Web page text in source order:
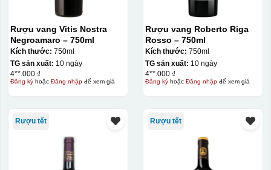
Rượu vang Vitis Nostra
Negroamaro – 750ml
Kích thước: 750ml
TG sản xuất: 10 ngày
4**.000 ₫
Đăng kýhoặc Đăng nhậpđể xem giá
Rượu vang Roberto Riga
Rosso – 750ml
Kích thước: 750ml
TG sản xuất: 10 ngày
4**.000 ₫
Đăng kýhoặc Đăng nhậpđể xem giá
Rượu tết Rượu tết